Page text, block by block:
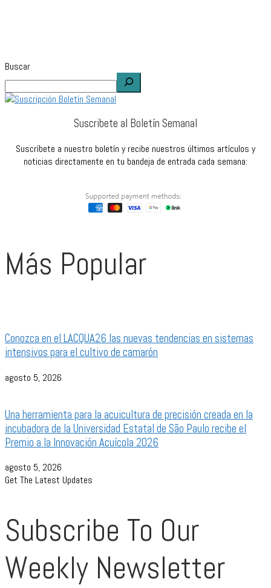
Buscar
Suscribete al Boletín Semanal
Suscríbete a nuestro boletín y recibe nuestros últimos artículos y
noticias directamente en tu bandeja de entrada cada semana:
Más Popular
Conozca en el LACQUA26 las nuevas tendencias en sistemas
intensivos para el cultivo de camarón
agosto 5, 2026
Una herramienta para la acuicultura de precisión creada en la
incubadora de la Universidad Estatal de São Paulo recibe el
Premio a la Innovación Acuícola 2026
agosto 5, 2026
Get The Latest Updates
Subscribe To Our
Weekly Newsletter